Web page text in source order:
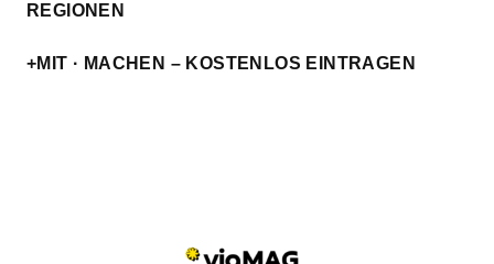
REGIONEN
+MIT · MACHEN – KOSTENLOS EINTRAGEN